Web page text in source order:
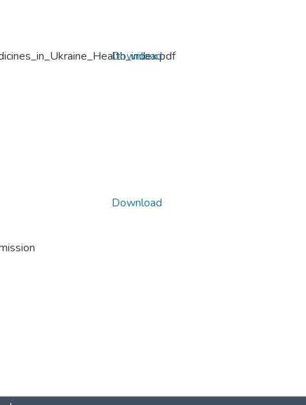
Download
Download